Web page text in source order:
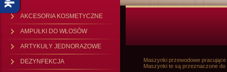
AKCESORIA KOSMETYCZNE
AMPUŁKI DO WŁOSÓW
ARTYKUŁY JEDNORAZOWE
DEZYNFEKCJA
Maszynki przewodowe
Maszynki te są przeznaczone do